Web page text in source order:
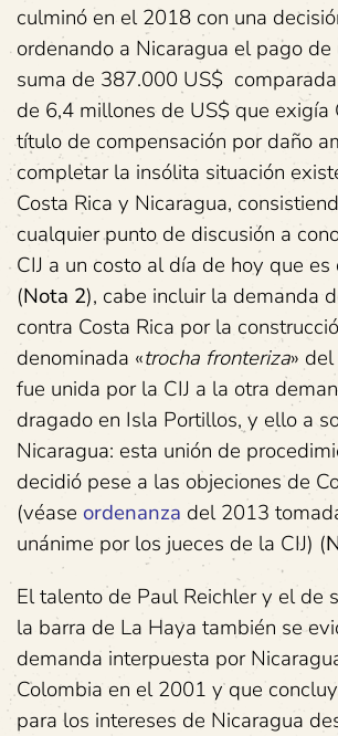
culminó en el 2018 con una
ordenando a Nicaragua el pago
suma de 387.000 US$
de 6,4 millones de US$ que exigía
título de compensación por daño
completar la insólita situación
Costa Rica y Nicaragua,
cualquier punto de discusión a
CIJ a un costo al día de hoy que
(Nota 2), cabe incluir la demanda
contra Costa Rica por la
denominada «trocha fronteriza»
fue unida por la CIJ a la otra
dragado en Isla Portillos, y ello a
Nicaragua: esta unión de
decidió pese a las objeciones de
(véase ordenanza del 2013
unánime por los jueces de la CIJ) (
El talento de Paul Reichler y el de
la barra de La Haya también se
demanda interpuesta por
Colombia en el 2001 y que
para los intereses de Nicaragua